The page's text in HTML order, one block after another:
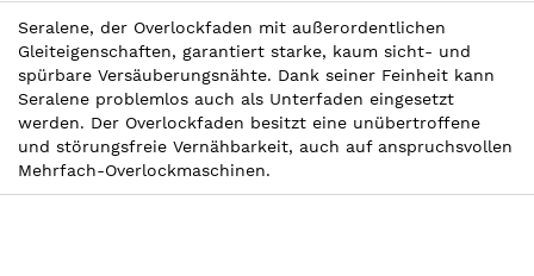
Seralene, der Overlockfaden mit außerordentlichen
Gleiteigenschaften, garantiert starke, kaum sicht- und
spürbare Versäuberungsnähte. Dank seiner Feinheit kann
Seralene problemlos auch als Unterfaden eingesetzt
werden. Der Overlockfaden besitzt eine unübertroffene
und störungsfreie Vernähbarkeit, auch auf anspruchsvollen
Mehrfach-Overlockmaschinen.